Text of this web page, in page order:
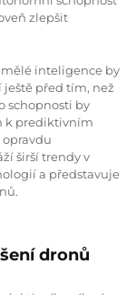
zlepšit
inteligence by
před tím, než
schopnosti by
k prediktivním
širší trendy v
a představuje
dronů